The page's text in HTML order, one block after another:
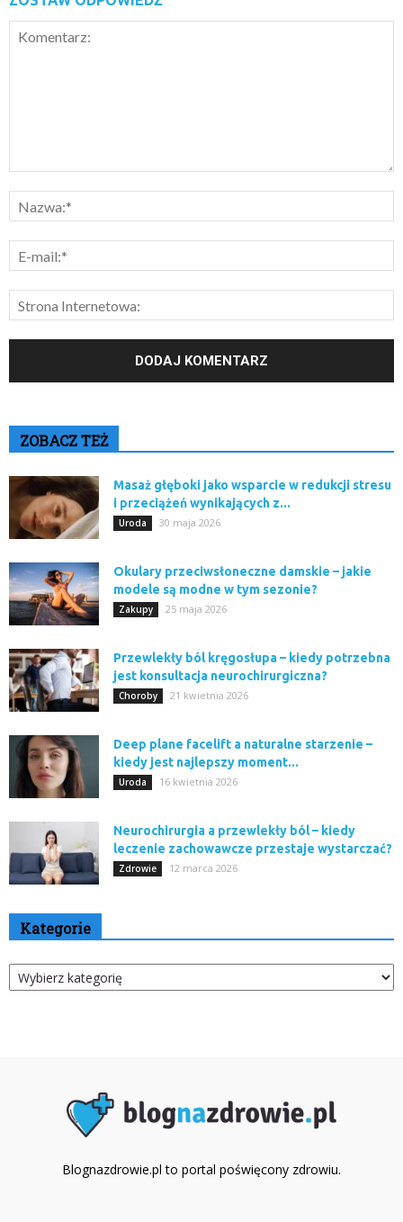
ZOBACZ TEŻ
Masaż głęboki jako wsparcie w redukcji stresu
i przeciążeń wynikających z...
Uroda 30 maja 2026
Okulary przeciwsłoneczne damskie – jakie
modele są modne w tym sezonie?
Zakupy 25 maja 2026
Przewlekły ból kręgosłupa – kiedy potrzebna
jest konsultacja neurochirurgiczna?
Choroby 21 kwietnia 2026
Deep plane facelift a naturalne starzenie –
kiedy jest najlepszy moment...
Uroda 16 kwietnia 2026
Neurochirurgia a przewlekły ból – kiedy
leczenie zachowawcze przestaje wystarczać?
Zdrowie 12 marca 2026
Kategorie
Kategorie
Blognazdrowie.pl to portal poświęcony zdrowiu.